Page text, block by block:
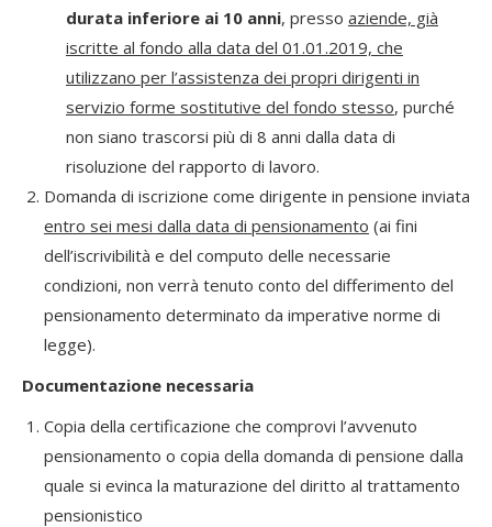
durata inferiore ai 10 anni, presso aziende, già
iscritte al fondo alla data del 01.01.2019, che
utilizzano per l’assistenza dei propri dirigenti in
servizio forme sostitutive del fondo stesso, purché
non siano trascorsi più di 8 anni dalla data di
risoluzione del rapporto di lavoro.
Domanda di iscrizione come dirigente in pensione inviata
entro sei mesi dalla data di pensionamento (ai fini
dell’iscrivibilità e del computo delle necessarie
condizioni, non verrà tenuto conto del differimento del
pensionamento determinato da imperative norme di
legge).
Documentazione necessaria
Copia della certificazione che comprovi l’avvenuto
pensionamento o copia della domanda di pensione dalla
quale si evinca la maturazione del diritto al trattamento
pensionistico